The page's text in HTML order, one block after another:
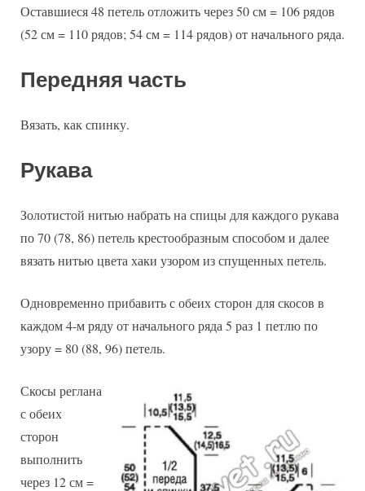
Оставшиеся 48 петель отложить через 50 см = 106 рядов
(52 см = 110 рядов; 54 см = 114 рядов) от начального ряда.
Передняя часть
Вязать, как спинку.
Рукава
Золотистой нитью набрать на спицы для каждого рукава
по 70 (78, 86) петель крестообразным способом и далее
вязать нитью цвета хаки узором из спущенных петель.
Одновременно прибавить с обеих сторон для скосов в
каждом 4-м ряду от начального ряда 5 раз 1 петлю по
узору = 80 (88, 96) петель.
Скосы реглана
с обеих
сторон
выполнить
через 12 см =